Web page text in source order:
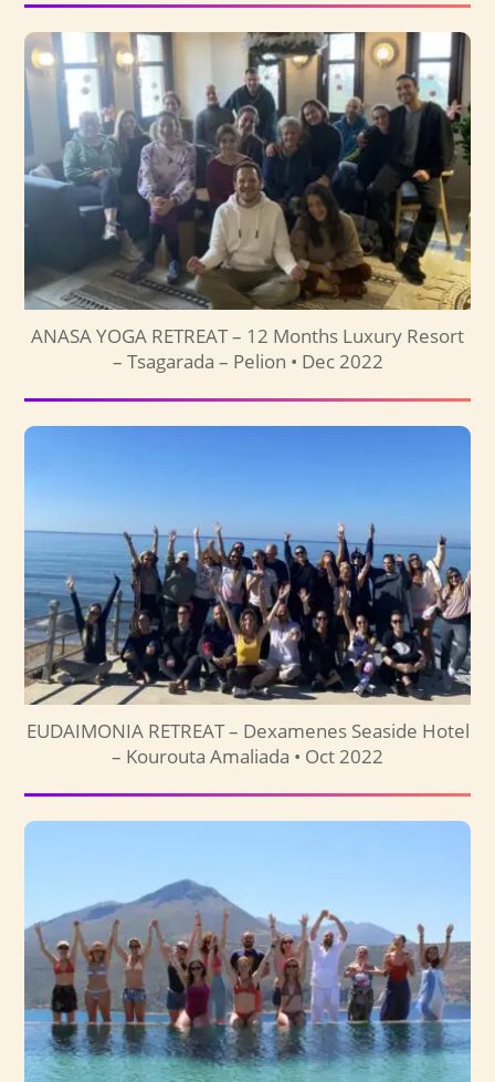
ANASA YOGA RETREAT – 12 Months Luxury Resort
– Tsagarada – Pelion • Dec 2022
EUDAIMONIA RETREAT – Dexamenes Seaside Hotel
– Kourouta Amaliada • Oct 2022